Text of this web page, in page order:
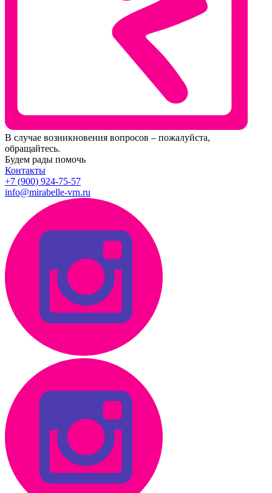
В случае возникновения вопросов – пожалуйста,
обращайтесь.
Будем рады помочь
Контакты
+7 (900) 924-75-57
info@mirabelle-vrn.ru